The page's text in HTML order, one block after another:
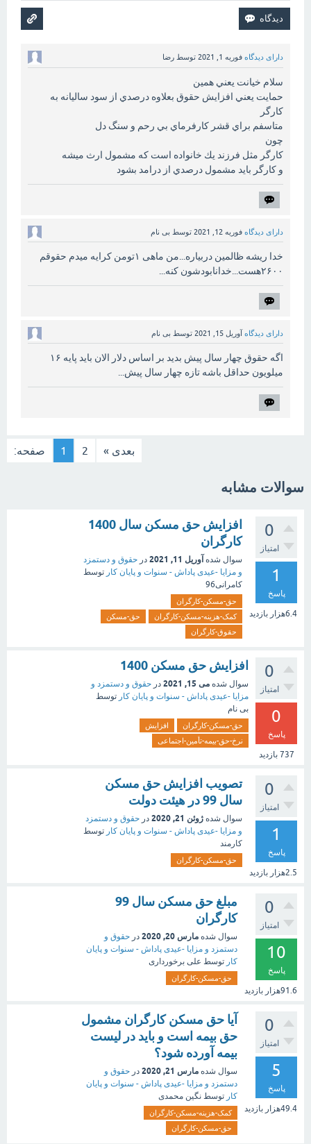
دارای دیدگاه فوریه 1, 2021 توسط رضا
سلام خيانت يعني همين
حمايت يعني افزايش حقوق بعلاوه درصدي از سود ساليانه به
كارگر
متاسفم براي قشر كارفرماي بي رحم و سنگ دل
چون
كارگر مثل فرزند يك خانواده است كه مشمول ارث ميشه
و كارگر بايد مشمول درصدي از درامد بشود
دارای دیدگاه فوریه 12, 2021 توسط بی نام
خدا ریشه ظالمین دربیاره...من ماهی ۱تومن کرایه میدم حقوقم
۲۶۰۰هست...خدانابودشون کنه...
دارای دیدگاه آوریل 15, 2021 توسط بی نام
اگه حقوق چهار سال پیش بدید بر اساس دلار الان باید پایه ۱۶
میلویون حداقل باشه تازه چهار سال پیش...
صفحه: 1 2 بعدی »
سوالات مشابه
0
امتیاز
1
پاسخ
6.4هزار بازدید
افزایش حق مسکن سال 1400
کارگران
سوال شده آوریل 11, 2021 در حقوق و دستمزد
و مزایا -عیدی پاداش - سنوات و پایان کار توسط
کامرانی96
حق-مسکن-کارگران
کمک-هزینه-مسکن-کارگران
حق-مسکن
حقوق-کارگران
0
امتیاز
0
پاسخ
737 بازدید
افزایش حق مسکن 1400
سوال شده می 15, 2021 در حقوق و دستمزد و
مزایا -عیدی پاداش - سنوات و پایان کار توسط
بی نام
حق-مسکن-کارگران
افزایش
نرخ-حق-بیمه-تأمین-اجتماعی
0
امتیاز
1
پاسخ
2.5هزار بازدید
تصویب افزایش حق مسکن
سال 99 در هیئت دولت
سوال شده ژوئن 21, 2020 در حقوق و دستمزد
و مزایا -عیدی پاداش - سنوات و پایان کار توسط
کارمند
حق-مسکن-کارگران
0
امتیاز
10
پاسخ
91.6هزار بازدید
مبلغ حق مسکن سال 99
کارگران
سوال شده مارس 20, 2020 در حقوق و
دستمزد و مزایا -عیدی پاداش - سنوات و پایان
کار توسط علی برخورداری
حق-مسکن-کارگران
0
امتیاز
5
پاسخ
49.4هزار بازدید
آیا حق مسکن کارگران مشمول
حق بیمه است و باید در لیست
بیمه آورده شود؟
سوال شده مارس 21, 2020 در حقوق و
دستمزد و مزایا -عیدی پاداش - سنوات و پایان
کار توسط نگین محمدی
کمک-هزینه-مسکن-کارگران
حق-مسکن-کارگران